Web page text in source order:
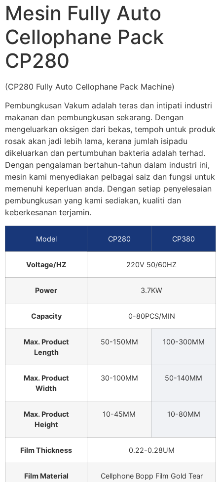
Mesin Fully Auto
Cellophane Pack
CP280
(CP280 Fully Auto Cellophane Pack Machine)
Pembungkusan Vakum adalah teras dan intipati industri
makanan dan pembungkusan sekarang. Dengan
mengeluarkan oksigen dari bekas, tempoh untuk produk
rosak akan jadi lebih lama, kerana jumlah isipadu
dikeluarkan dan pertumbuhan bakteria adalah terhad.
Dengan pengalaman bertahun-tahun dalam industri ini,
mesin kami menyediakan pelbagai saiz dan fungsi untuk
memenuhi keperluan anda. Dengan setiap penyelesaian
pembungkusan yang kami sediakan, kualiti dan
keberkesanan terjamin.
Model CP280 CP380
Voltage/HZ 220V 50/60HZ
Power 3.7KW
Capacity 0-80PCS/MIN
Max. Product
Length
50-150MM 100-300MM
Max. Product
Width
30-100MM 50-140MM
Max. Product
Height
10-45MM 10-80MM
Film Thickness 0.22-0.28UM
Film Material
Cellphone Bopp Film Gold Tear